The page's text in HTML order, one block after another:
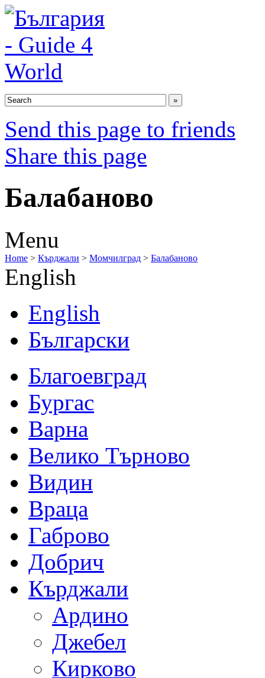
Send this page to friends
Share this page
Балабаново
Menu
Home > Кърджали > Момчилград > Балабаново
English
English
Български
Благоевград
Бургас
Варна
Велико Търново
Видин
Враца
Габрово
Добрич
Кърджали
Ардино
Джебел
Кирково